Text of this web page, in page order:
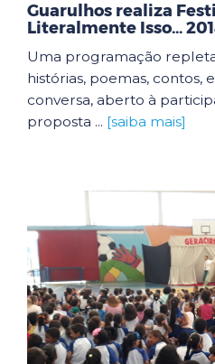
Guarulhos realiza
Literalmente Isso...
Uma programação
histórias, poemas, contos,
conversa, aberto à
proposta ... [saiba mais]